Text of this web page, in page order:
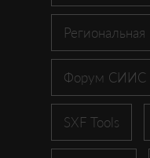
Форум СИИС
SXF Tools